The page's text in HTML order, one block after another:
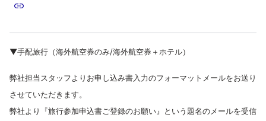
▼手配旅行（海外航空券のみ/海外航空券＋ホテル）
弊社担当スタッフよりお申し込み書入力のフォーマットメールをお送り
させていただきます。
弊社より『旅行参加申込書ご登録のお願い』という題名のメールを受信